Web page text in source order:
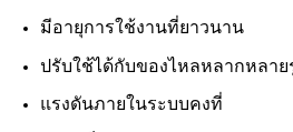
มีอายุการใช้งานที่ยาวนาน
ปรับใช้ได้กับของไหลหลากหลาย
แรงดันภายในระบบคงที่